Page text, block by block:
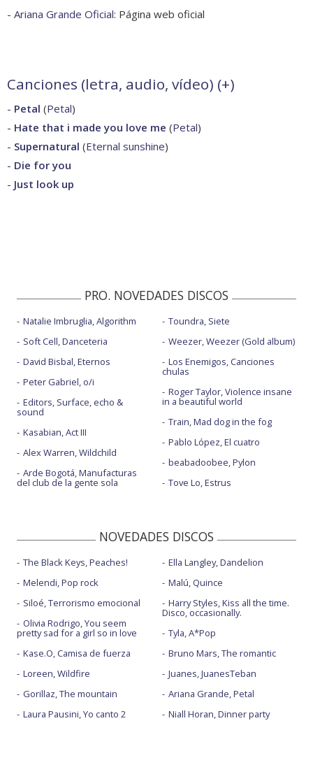
- Ariana Grande Oficial: Página web oficial
Canciones (letra, audio, vídeo) (+)
- Petal (Petal)
- Hate that i made you love me (Petal)
- Supernatural (Eternal sunshine)
- Die for you
- Just look up
PRO. NOVEDADES DISCOS
Natalie Imbruglia, Algorithm
Soft Cell, Danceteria
David Bisbal, Eternos
Peter Gabriel, o/i
Editors, Surface, echo &
sound
Kasabian, Act III
Alex Warren, Wildchild
Arde Bogotá, Manufacturas
del club de la gente sola
Toundra, Siete
Weezer, Weezer (Gold album)
Los Enemigos, Canciones
chulas
Roger Taylor, Violence insane
in a beautiful world
Train, Mad dog in the fog
Pablo López, El cuatro
beabadoobee, Pylon
Tove Lo, Estrus
NOVEDADES DISCOS
The Black Keys, Peaches!
Melendi, Pop rock
Siloé, Terrorismo emocional
Olivia Rodrigo, You seem
pretty sad for a girl so in love
Kase.O, Camisa de fuerza
Loreen, Wildfire
Gorillaz, The mountain
Laura Pausini, Yo canto 2
Ella Langley, Dandelion
Malú, Quince
Harry Styles, Kiss all the time.
Disco, occasionally.
Tyla, A*Pop
Bruno Mars, The romantic
Juanes, JuanesTeban
Ariana Grande, Petal
Niall Horan, Dinner party